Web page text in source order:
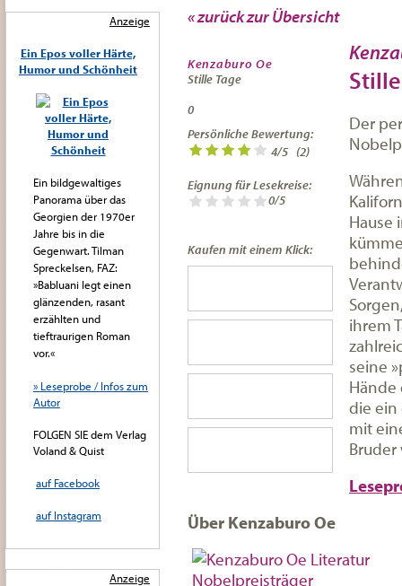
« zurück zur Übersicht
Kenzaburo Oe
Stille Tage
0
Persönliche Bewertung:
4/5 (2)
Eignung für Lesekreise:
0/5
Kaufen mit einem Klick:
Der
Hause
ihrem
seine
Hände
die ein
mit
Über Kenzaburo Oe
Anzeige
Ein Epos voller Härte,
Humor und Schönheit
Ein bildgewaltiges
Panorama über das
Georgien der 1970er
Jahre bis in die
Gegenwart. Tilman
Spreckelsen, FAZ:
»Babluani legt einen
glänzenden, rasant
erzählten und
tieftraurigen Roman
vor.«
» Leseprobe / Infos zum
Autor
FOLGEN SIE dem Verlag
Voland & Quist
auf Facebook
auf Instagram
Anzeige